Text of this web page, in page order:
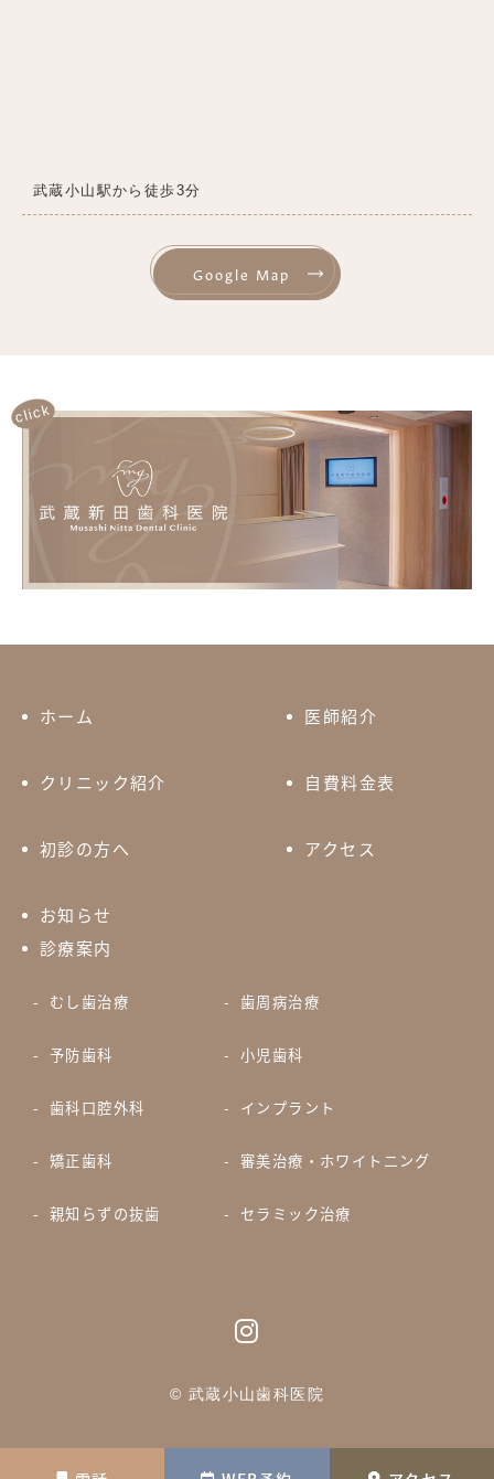
武蔵小山駅から徒歩3分
Google Map
ホーム 医師紹介
クリニック紹介 自費料金表
初診の方へ アクセス
お知らせ
診療案内
むし歯治療 歯周病治療
予防歯科 小児歯科
歯科口腔外科 インプラント
矯正歯科 審美治療・ホワイトニング
親知らずの抜歯 セラミック治療
© 武蔵小山歯科医院